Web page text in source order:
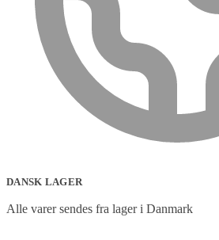
DANSK LAGER
Alle varer sendes fra lager i Danmark